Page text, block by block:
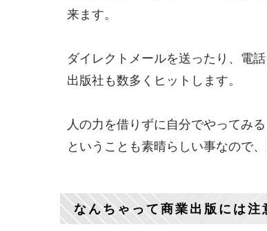
来ます。
ダイレクトメールを送ったり、電
出版社も数多くヒットします。
人の力を借りずに自分でやってみる
ということも素晴らしい事なので
なんちゃって商業出版には注